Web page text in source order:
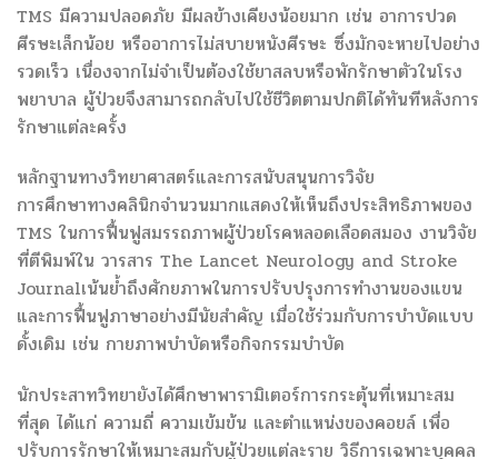
TMS มีความปลอดภัย มีผลข้างเคียงน้อยมาก เช่น อาการปวด
ศีรษะเล็กน้อย หรืออาการไม่สบายหนังศีรษะ ซึ่งมักจะหายไปอย่าง
รวดเร็ว เนื่องจากไม่จำเป็นต้องใช้ยาสลบหรือพักรักษาตัวในโรง
พยาบาล ผู้ป่วยจึงสามารถกลับไปใช้ชีวิตตามปกติได้ทันทีหลังการ
รักษาแต่ละครั้ง
หลักฐานทางวิทยาศาสตร์และการสนับสนุนการวิจัย
การศึกษาทางคลินิกจำนวนมากแสดงให้เห็นถึงประสิทธิภาพของ
TMS ในการฟื้นฟูสมรรถภาพผู้ป่วยโรคหลอดเลือดสมอง งานวิจัย
ที่ตีพิมพ์ใน วารสาร The Lancet Neurology and Stroke
Journalเน้นย้ำถึงศักยภาพในการปรับปรุงการทำงานของแขน
และการฟื้นฟูภาษาอย่างมีนัยสำคัญ เมื่อใช้ร่วมกับการบำบัดแบบ
ดั้งเดิม เช่น กายภาพบำบัดหรือกิจกรรมบำบัด
นักประสาทวิทยายังได้ศึกษาพารามิเตอร์การกระตุ้นที่เหมาะสม
ที่สุด ได้แก่ ความถี่ ความเข้มข้น และตำแหน่งของคอยล์ เพื่อ
ปรับการรักษาให้เหมาะสมกับผู้ป่วยแต่ละราย วิธีการเฉพาะบุคคล